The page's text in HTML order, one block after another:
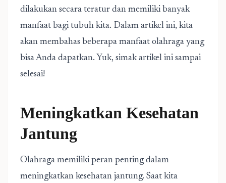
dilakukan secara teratur dan memiliki banyak
manfaat bagi tubuh kita. Dalam artikel ini, kita
akan membahas beberapa manfaat olahraga yang
bisa Anda dapatkan. Yuk, simak artikel ini sampai
selesai!
Meningkatkan Kesehatan
Jantung
Olahraga memiliki peran penting dalam
meningkatkan kesehatan jantung. Saat kita